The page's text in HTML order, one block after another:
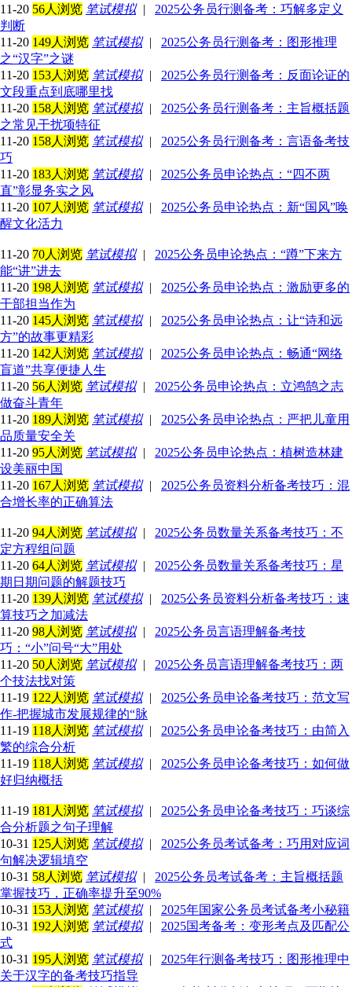
11-20 56人浏览 笔试模拟|
2025公务员行测备考：巧解多定义
判断
11-20 149人浏览 笔试模拟|
2025公务员行测备考：图形推理
之“汉字”之谜
11-20 153人浏览 笔试模拟|
2025公务员行测备考：反面论证的
文段重点到底哪里找
11-20 158人浏览 笔试模拟|
2025公务员行测备考：主旨概括题
之常见干扰项特征
11-20 158人浏览 笔试模拟|
2025公务员行测备考：言语备考技
巧
11-20 183人浏览 笔试模拟|
2025公务员申论热点：“四不两
直”彰显务实之风
11-20 107人浏览 笔试模拟|
2025公务员申论热点：新“国风”唤
醒文化活力
11-20 70人浏览 笔试模拟|
2025公务员申论热点：“蹲”下来方
能“讲”进去
11-20 198人浏览 笔试模拟|
2025公务员申论热点：激励更多的
干部担当作为
11-20 145人浏览 笔试模拟|
2025公务员申论热点：让“诗和远
方”的故事更精彩
11-20 142人浏览 笔试模拟|
2025公务员申论热点：畅通“网络
盲道”共享便捷人生
11-20 56人浏览 笔试模拟|
2025公务员申论热点：立鸿鹄之志
做奋斗青年
11-20 189人浏览 笔试模拟|
2025公务员申论热点：严把儿童用
品质量安全关
11-20 95人浏览 笔试模拟|
2025公务员申论热点：植树造林建
设美丽中国
11-20 167人浏览 笔试模拟|
2025公务员资料分析备考技巧：混
合增长率的正确算法
11-20 94人浏览 笔试模拟|
2025公务员数量关系备考技巧：不
定方程组问题
11-20 64人浏览 笔试模拟|
2025公务员数量关系备考技巧：星
期日期问题的解题技巧
11-20 139人浏览 笔试模拟|
2025公务员资料分析备考技巧：速
算技巧之加减法
11-20 98人浏览 笔试模拟|
2025公务员言语理解备考技
巧：“小”问号“大”用处
11-20 50人浏览 笔试模拟|
2025公务员言语理解备考技巧：两
个技法找对策
11-19 122人浏览 笔试模拟|
2025公务员申论备考技巧：范文写
作-把握城市发展规律的“脉
11-19 118人浏览 笔试模拟|
2025公务员申论备考技巧：由简入
繁的综合分析
11-19 118人浏览 笔试模拟|
2025公务员申论备考技巧：如何做
好归纳概括
11-19 181人浏览 笔试模拟|
2025公务员申论备考技巧：巧谈综
合分析题之句子理解
10-31 125人浏览 笔试模拟|
2025公务员考试备考：巧用对应词
句解决逻辑填空
10-31 58人浏览 笔试模拟|
2025公务员考试备考：主旨概括题
掌握技巧，正确率提升至90%
10-31 153人浏览 笔试模拟|
2025年国家公务员考试备考小秘籍
10-31 192人浏览 笔试模拟|
2025国考备考：变形考点及匹配公
式
10-31 195人浏览 笔试模拟|
2025年行测备考技巧：图形推理中
关于汉字的备考技巧指导